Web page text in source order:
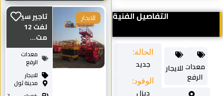
التفاصيل الفنية
الحالة:
جديد
الوقود:
ديزل
معدات
الرفع
للايجار
تاجير سيزر
لفت 12
مت...
معدات
الرفع
للايجار
مدينة ثول
للايجار